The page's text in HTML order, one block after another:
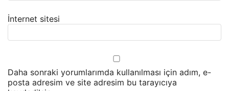
İnternet sitesi
Daha sonraki yorumlarımda kullanılması için adım, e-
posta adresim ve site adresim bu tarayıcıya